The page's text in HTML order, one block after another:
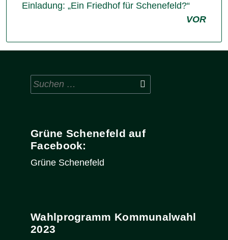
Einladung: „Ein Friedhof für Schenefeld?“
VOR
Suchen
nach:
Grüne Schenefeld auf
Facebook:
Grüne Schenefeld
Wahlprogramm Kommunalwahl
2023